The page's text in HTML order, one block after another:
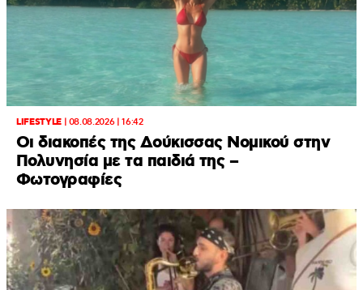
LIFESTYLE| 08.08.2026 | 16:42
Οι διακοπές της Δούκισσας Νομικού στην
Πολυνησία με τα παιδιά της –
Φωτογραφίες